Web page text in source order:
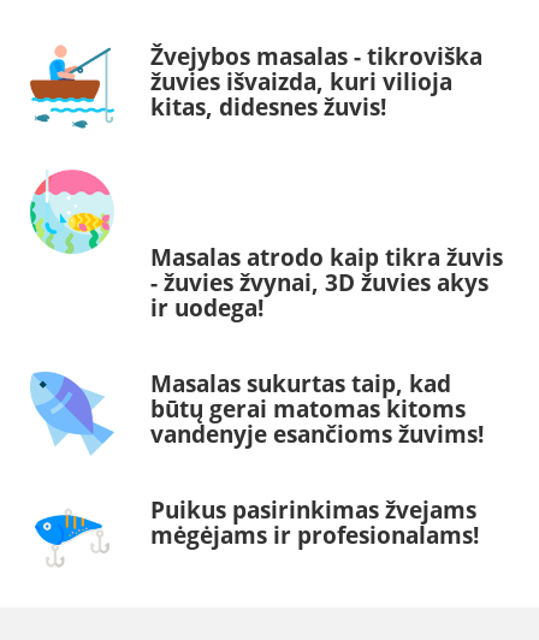
Žvejybos masalas - tikroviška
žuvies išvaizda, kuri vilioja
kitas, didesnes žuvis!
Masalas atrodo kaip tikra žuvis
- žuvies žvynai, 3D žuvies akys
ir uodega!
Masalas sukurtas taip, kad
būtų gerai matomas kitoms
vandenyje esančioms žuvims!
Puikus pasirinkimas žvejams
mėgėjams ir profesionalams!